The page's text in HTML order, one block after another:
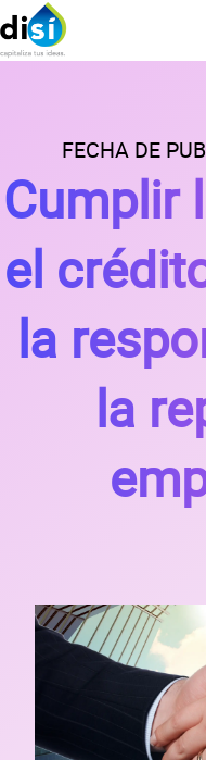
Factoraje
Crédito simple
Crédito revolvente
Simulador
Simulador crédito
Simulador crédito
Sobre DiSí
Nuestra misión
¿Qué es DiSí?
Lo que ofrecemos
Lo que dicen
Alianzas
Contacto
Blog
Prensa
FECHA DE
Cumplir
el
la
la